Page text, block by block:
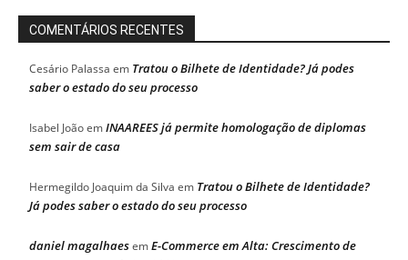
COMENTÁRIOS RECENTES
Cesário Palassa em Tratou o Bilhete de Identidade? Já podes
saber o estado do seu processo
Isabel JoãoemINAAREES já permite homologação de diplomas
sem sair de casa
Hermegildo Joaquim da Silva em Tratou o Bilhete de Identidade?
Já podes saber o estado do seu processo
daniel magalhaesemE-Commerce em Alta: Crescimento de